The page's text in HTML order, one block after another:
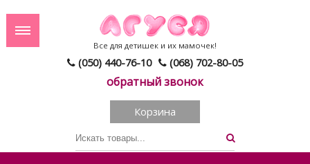
(050) 440-76-10 (068) 702-80-05
обратный звонок
Все для детишек и их мамочек!
Корзина